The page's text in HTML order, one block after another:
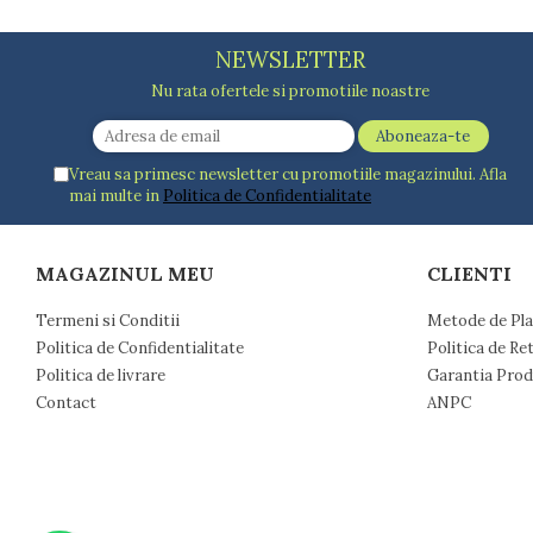
Etajere
Ustensile pentru gatit
Ascutitori cutite
Decojitoare fructe si legume
Foarfece alimentare
Perii si bureti
Prese, tocatoare si feliatoare alimente
Razatori
Seturi ustensile bucatarie
Site
NEWSLETTER
Nu rata ofertele si promotiile noastre
Vreau sa primesc newsletter cu promotiile magazinului. Afla
mai multe in Politica de Confidentialitate
MAGAZINUL MEU
Termeni si Conditii
Politica de Confidentialitate
Politica de livrare
Contact
CLIENTI
Metode de
Politica de
Garantia
ANPC